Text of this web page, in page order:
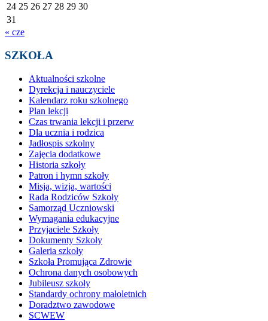
24 25 26 27 28 29 30
31
« cze
SZKOŁA
Aktualności szkolne
Dyrekcja i nauczyciele
Kalendarz roku szkolnego
Plan lekcji
Czas trwania lekcji i przerw
Dla ucznia i rodzica
Jadłospis szkolny
Zajęcia dodatkowe
Historia szkoły
Patron i hymn szkoły
Misja, wizja, wartości
Rada Rodziców Szkoły
Samorząd Uczniowski
Wymagania edukacyjne
Przyjaciele Szkoły
Dokumenty Szkoły
Galeria szkoły
Szkoła Promująca Zdrowie
Ochrona danych osobowych
Jubileusz szkoły
Standardy ochrony małoletnich
Doradztwo zawodowe
SCWEW